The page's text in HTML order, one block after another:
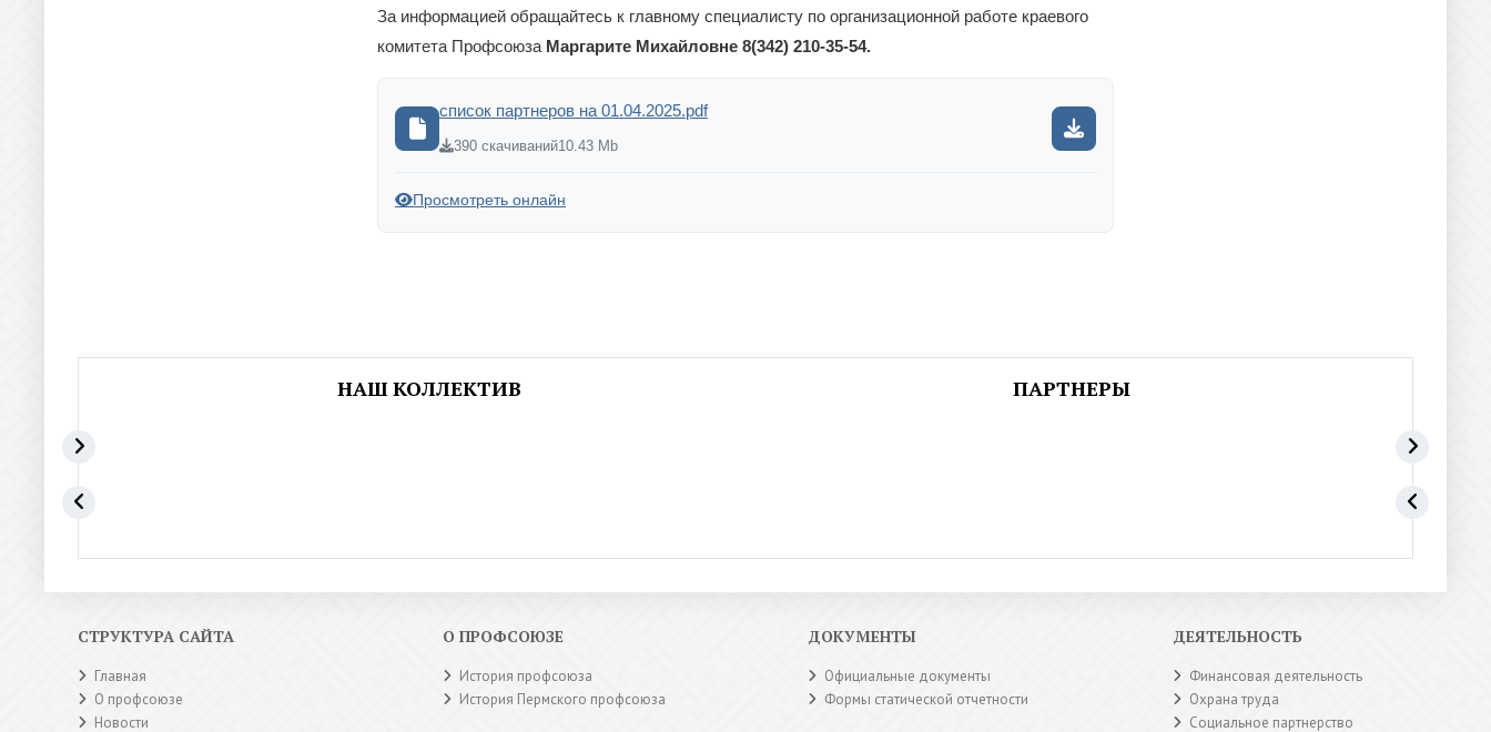
За информацией обращайтесь к главному специалисту по организационной работе краевого
комитета Профсоюза Маргарите Михайловне 8(342) 210-35-54.
список партнеров на 01.04.2025.pdf
390 скачиваний10.43 Mb
Просмотреть онлайн
НАШ КОЛЛЕКТИВ ПАРТНЕРЫ
СТРУКТУРА САЙТА
Главная
О профсоюзе
Новости
О ПРОФСОЮЗЕ
История профсоюза
История Пермского профсоюза
ДОКУМЕНТЫ
Официальные документы
Формы статической отчетности
ДЕЯТЕЛЬНОСТЬ
Финансовая деятельность
Охрана труда
Социальное партнерство